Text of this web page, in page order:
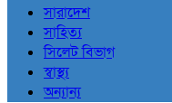
সারাদেশ
সাহিত্য
সিলেট বিভাগ
স্বাস্থ্য
অন্যান্য